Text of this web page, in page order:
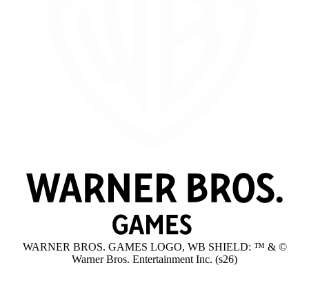
WARNER BROS. GAMES LOGO, WB SHIELD: ™ & ©
Warner Bros. Entertainment Inc. (s26)